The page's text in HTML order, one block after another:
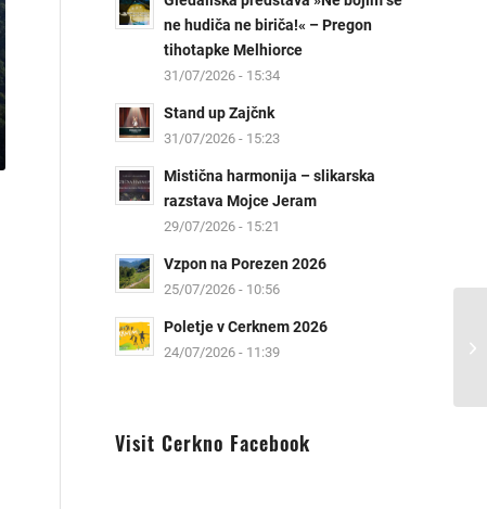
ne hudiča ne biriča!« – Pregon
tihotapke Melhiorce
31/07/2026 - 15:34
Stand up Zajčnk
31/07/2026 - 15:23
Mistična harmonija – slikarska
razstava Mojce Jeram
29/07/2026 - 15:21
Vzpon na Porezen 2026
25/07/2026 - 10:56
Poletje v Cerknem 2026
24/07/2026 - 11:39
Visit Cerkno Facebook